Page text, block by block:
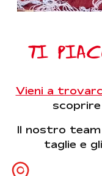
TI
Vieni a
scoprire
Il nostro
taglie e